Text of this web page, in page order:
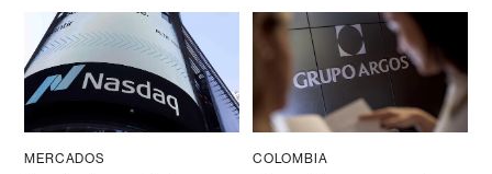
MERCADOS COLOMBIA